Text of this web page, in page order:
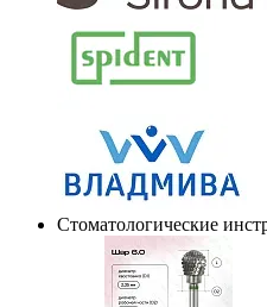
Стоматологические